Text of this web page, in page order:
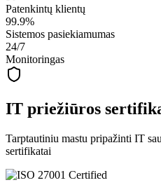
Patenkintų klientų
99.9%
Sistemos pasiekiamumas
24/7
Monitoringas
IT priežiūros
Tarptautiniu mastu pripažinti IT
sertifikatai